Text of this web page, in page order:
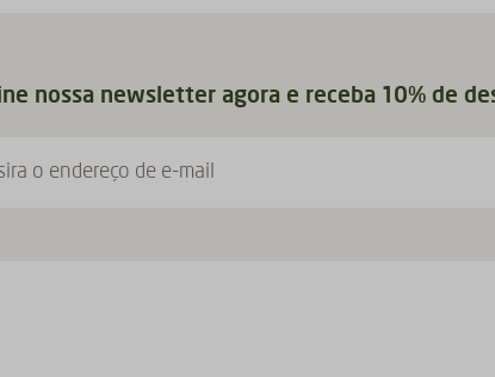
nossa newsletter agora e receba 10% de
o endereço de e-mail